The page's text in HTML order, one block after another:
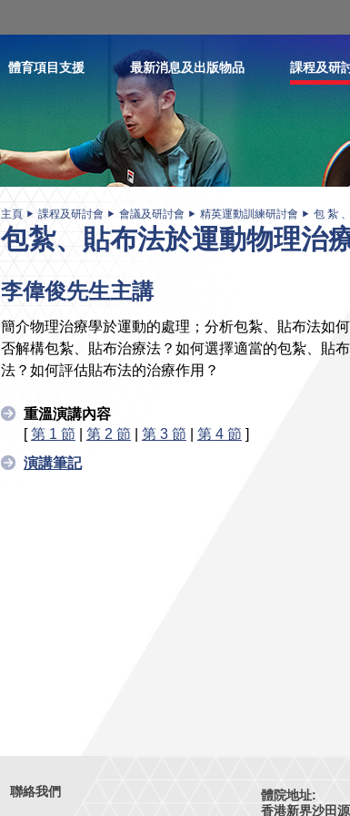
體育項目支援 最新消息及出版物品 課程及研
主頁 課程及研討會 會議及研討會 精英運動訓練研討會 包 紮
包紮、貼布法於運動物理治
李偉俊先生主講
簡介物理治療學於運動的處理；分析包紮、貼布法如
否解構包紮、貼布治療法？如何選擇適當的包紮、貼
法？如何評估貼布法的治療作用？
重溫演講內容
[第 1 節 | 第 2 節 | 第 3 節 | 第 4 節 ]
演講筆記
體院地址:
香港新界沙田
聯絡我們